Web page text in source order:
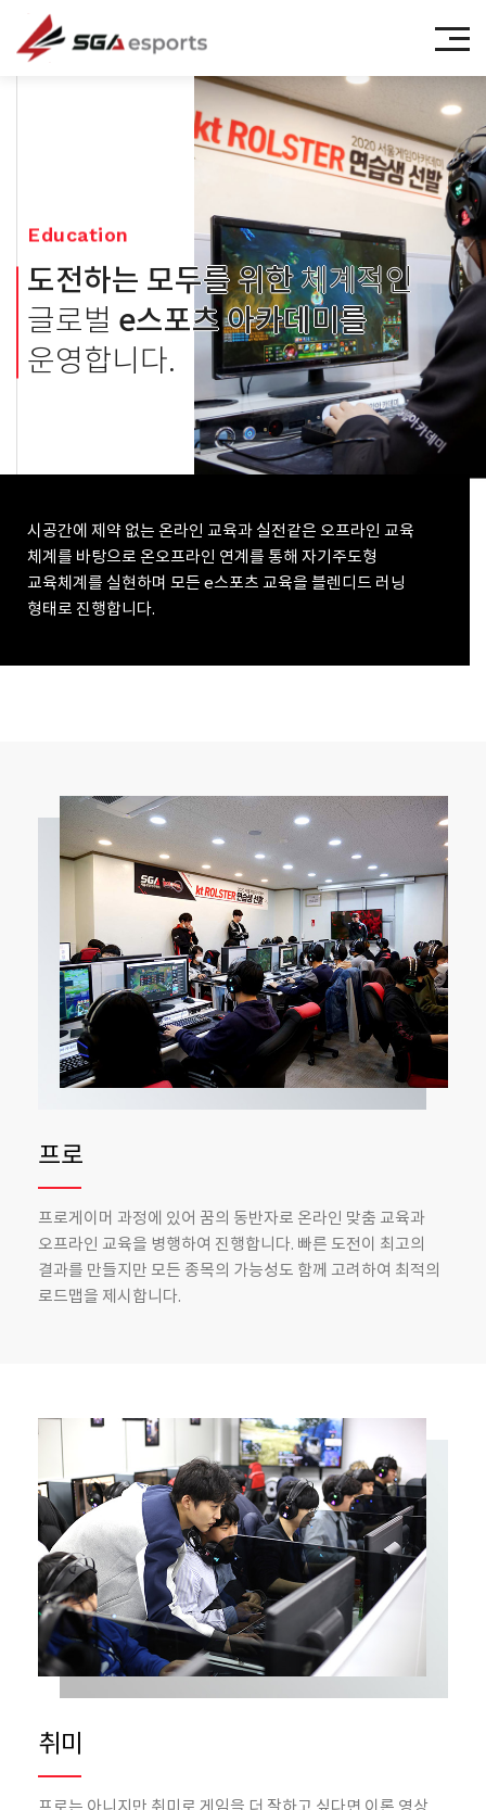
㈜에스지에이이스포츠
Education
도전하는 모두를 위한체계적인
글로벌 e스포츠아카데미를
운영합니다.
시공간에 제약 없는 온라인 교육과 실전같은 오프라인 교육
체계를 바탕으로 온오프라인 연계를 통해 자기주도형
교육체계를 실현하며 모든 e스포츠 교육을 블렌디드 러닝
형태로 진행합니다.
프로
프로게이머 과정에 있어 꿈의 동반자로 온라인 맞춤 교육과
오프라인 교육을 병행하여 진행합니다. 빠른 도전이 최고의
결과를 만들지만 모든 종목의 가능성도 함께 고려하여 최적의
로드맵을 제시합니다.
취미